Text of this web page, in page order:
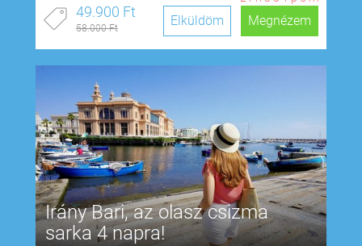
49.900 Ft
58.000 Ft Megnézem
Elküldöm
Irány Bari, az olasz csizma
sarka 4 napra!